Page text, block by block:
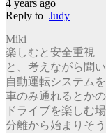
4 years ago
Reply to Judy
Miki
楽しむと安全重視
と、考えながら聞
自動運転システム
車のみ通れるとか
ドライブを楽しむ
分離から始まりそう